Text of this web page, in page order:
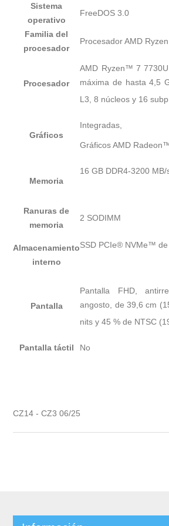
Sistema
operativo
FreeDOS 3.0
Familia del
procesador
Procesador AMD
Procesador
AMD Ryzen™ 7
máxima de hasta 4,5
L3, 8 núcleos y 16
Gráficos
Integradas,
Gráficos AMD
Memoria
16 GB DDR4-3200
Ranuras de
memoria
2 SODIMM
Almacenamiento
interno
SSD PCIe® NVMe™
Pantalla
Pantalla FHD,
angosto, de 39,6 cm
nits y 45 % de NTSC
Pantalla táctil No
CZ14 - CZ3 06/25